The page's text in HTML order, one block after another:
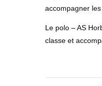
accompagner
Le polo – AS
classe et